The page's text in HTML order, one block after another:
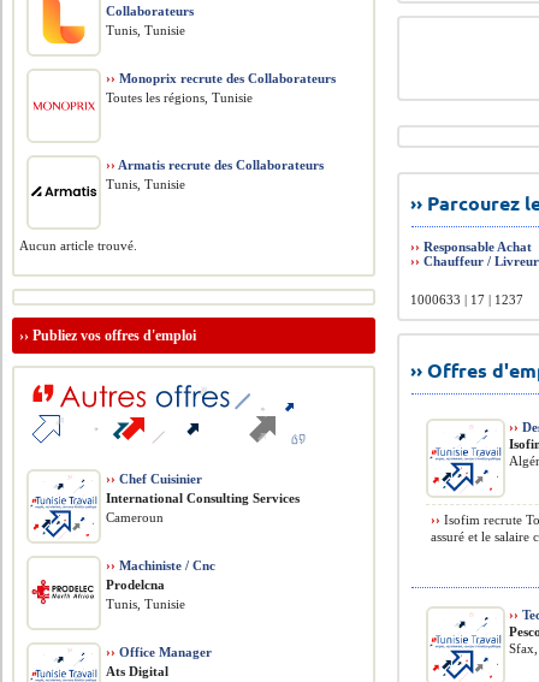
››
››Responsable Achat
››Chauffeur / Livreur
1000633 | 17 | 1237
›› Offres
››
›› Isofim recrute
assuré et le salaire
››
Collaborateurs
Tunis, Tunisie
›› Monoprix recrute des Collaborateurs
Toutes les régions, Tunisie
›› Armatis recrute des Collaborateurs
Tunis, Tunisie
Aucun article trouvé.
››Publiez vos offres d'emploi
›› Chef Cuisinier
International Consulting Services
Cameroun
›› Machiniste / Cnc
Prodelcna
Tunis, Tunisie
›› Office Manager
Ats Digital